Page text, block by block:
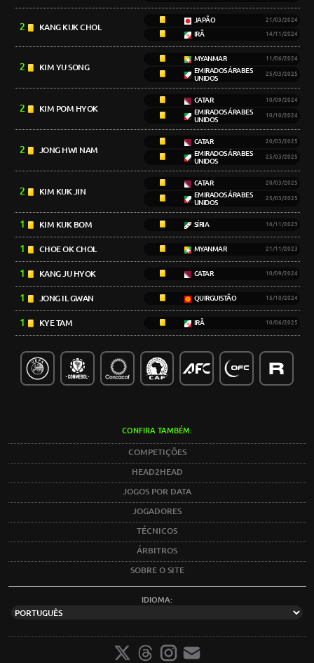
2 KANG KUK CHOL
JAPÃO 21/03/2024
IRÃ 14/11/2024
2 KIM YU SONG
MYANMAR 11/06/2024
EMIRADOS ÁRABES
UNIDOS
25/03/2025
2 KIM POM HYOK
CATAR 10/09/2024
EMIRADOS ÁRABES
UNIDOS
10/10/2024
2 JONG HWI NAM
CATAR 20/03/2025
EMIRADOS ÁRABES
UNIDOS
25/03/2025
2 KIM KUK JIN
CATAR 20/03/2025
EMIRADOS ÁRABES
UNIDOS
25/03/2025
1 KIM KUK BOM SÍRIA 16/11/2023
1 CHOE OK CHOL MYANMAR 21/11/2023
1 KANG JU HYOK CATAR 10/09/2024
1 JONG IL GWAN QUIRGUISTÃO 15/10/2024
1 KYE TAM IRÃ 10/06/2025
CONFIRA TAMBÉM:
COMPETIÇÕES
HEAD2HEAD
JOGOS POR DATA
JOGADORES
TÉCNICOS
ÁRBITROS
SOBRE O SITE
IDIOMA: